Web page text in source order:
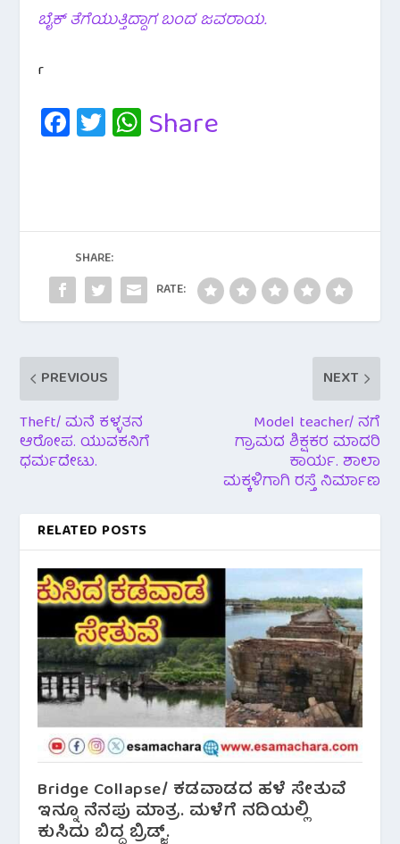
ಬೈಕ್ ತೆಗೆಯುತ್ತಿದ್ದಾಗ ಬಂದ ಜವರಾಯ.
r
Fa
c
o
o
k
T
wi
W
A
p
p
Share
SHARE:
RATE:
PREVIOUS
Theft/ ಮನೆ ಕಳ್ಳತನ
ಆರೋಪ. ಯುವಕನಿಗೆ
ಧರ್ಮದೇಟು.
NEXT
Model teacher/ ನಗೆ
ಗ್ರಾಮದ ಶಿಕ್ಷಕರ ಮಾದರಿ
ಕಾರ್ಯ. ಶಾಲಾ
ಮಕ್ಕಳಿಗಾಗಿ ರಸ್ತೆ ನಿರ್ಮಾಣ
RELATED POSTS
Bridge Collapse/ ಕಡವಾಡದ ಹಳೆ ಸೇತುವೆ
ಇನ್ನೂ ನೆನಪು ಮಾತ್ರ. ಮಳೆಗೆ ನದಿಯಲ್ಲಿ
ಕುಸಿದು ಬಿದ್ದ ಬ್ರಿಡ್ಜ್.